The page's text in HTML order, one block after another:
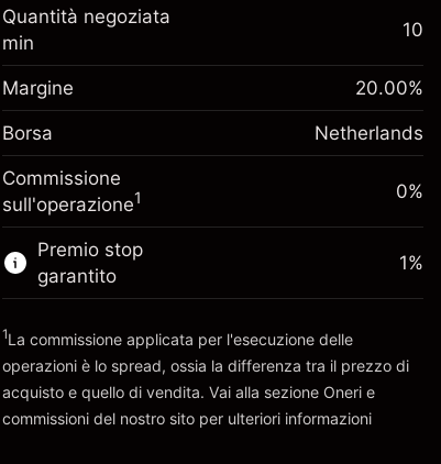
Oneri per l'intero valore della
posizione
(-€0.87)
Dimensione dell'operazione a leva ~€5,000.00
Denaro da leva ~
Vai alla piattaforma
Margine. Il tuo
€1,000.00
Adeguamento
finanziamento overnight
posizione
-0.004915
(-€0.25)
Dimensione dell'operazione a leva ~
€5,000.00
Denaro da leva ~
Vai alla piattaforma
Quantità negoziata
min
10
Margine 20.00%
Borsa Netherlands
Commissione
sull'operazione1 0%
Premio stop
garantito
1%
1La commissione applicata per l'esecuzione delle
operazioni è lo spread, ossia la differenza tra il prezzo di
acquisto e quello di vendita. Vai alla sezione Oneri e
commissioni del nostro sito per ulteriori informazioni